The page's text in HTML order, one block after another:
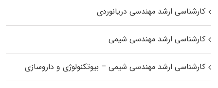
کارشناسی ارشد مهندسی دریانوردی
کارشناسی ارشد مهندسی شیمی
کارشناسی ارشد مهندسی شیمی – بیوتکنولوژی و داروسازی